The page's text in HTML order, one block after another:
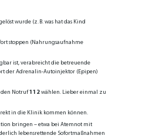
wurde (z. B. was hat das Kind
stoppen (Nahrungsaufnahme
ist, verabreicht die betreuende
der Adrenalin-Autoinjektor (Epipen)
den Notruf112wählen. Lieber einmal zu
in die Klinik kommen können.
bringen – etwa bei Atemnot mit
lebensrettende Sofortmaßnahmen